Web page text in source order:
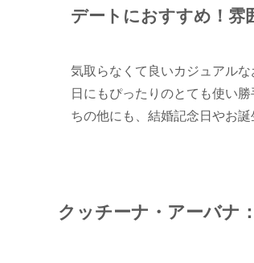
デートにおすすめ！
気取らなくて良いカジュアル
日にもぴったりのとても使い
ちの他にも、結婚記念日やお
クッチーナ・アーバナ